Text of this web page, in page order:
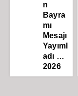
n
Bayra
mı
Mesajı
Yayıml
adı …
2026